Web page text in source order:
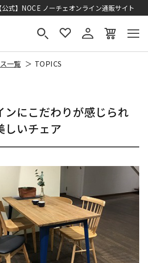
式】NOCE ノーチェオンライン通販サイト
一覧 TOPICS
ンにこだわりが感じられ
しいチェア